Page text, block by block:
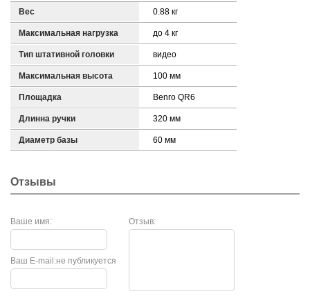
Вес 0.88 кг
Максимальная нагрузка до 4 кг
Тип штативной головки видео
Максимальная высота 100 мм
Площадка Benro QR6
Длинна ручки 320 мм
Диаметр базы 60 мм
Отзывы
Ваше имя: Отзыв:
не публикуется
Ваш E-mail: